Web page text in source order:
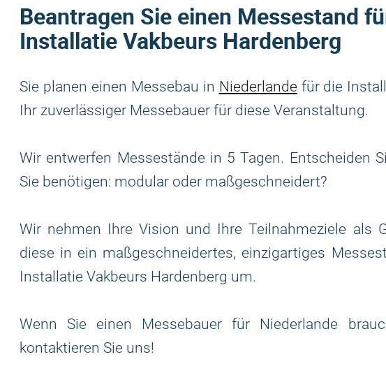
Beantragen Sie einen Messestand
Installatie Vakbeurs Hardenberg
Sie planen einen Messebau in Niederlande für die
Ihr zuverlässiger Messebauer für diese Veranstaltung.
Wir entwerfen Messestände in 5 Tagen. Entscheiden
Sie benötigen: modular oder maßgeschneidert?
Wir nehmen Ihre Vision und Ihre Teilnahmeziele als
diese in ein maßgeschneidertes, einzigartiges
Installatie Vakbeurs Hardenberg um.
Wenn Sie einen Messebauer für Niederlande
kontaktieren Sie uns!